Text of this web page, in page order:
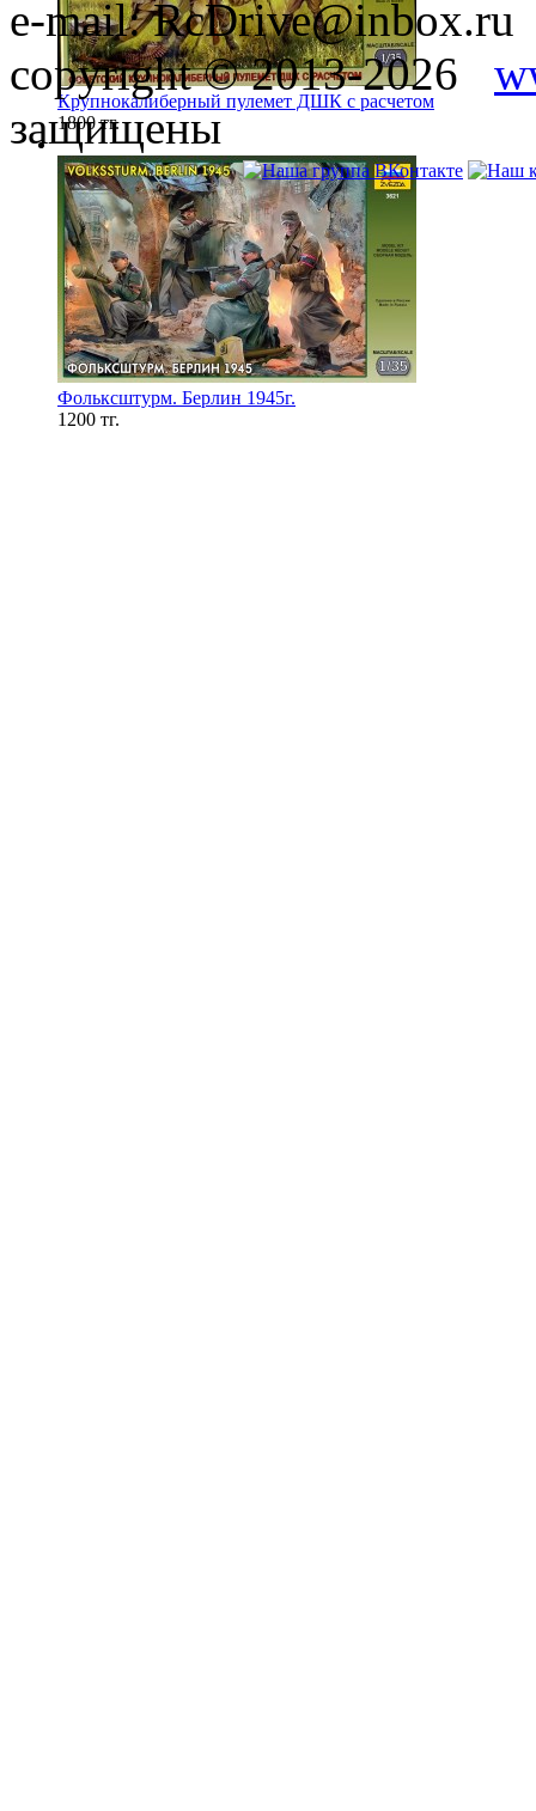
Крупнокалиберный пулемет ДШК с расчетом
1800 тг.
Фольксштурм. Берлин 1945г.
1200 тг.
e-mail: RcDrive@inbox.ru
copyright © 2013-2026
защищены